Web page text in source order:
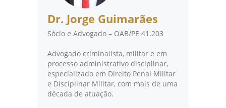
Dr. Jorge Guimarães
Sócio e Advogado – OAB/PE 41.203
Advogado criminalista, militar e em
processo administrativo disciplinar,
especializado em Direito Penal Militar
e Disciplinar Militar, com mais de uma
década de atuação.